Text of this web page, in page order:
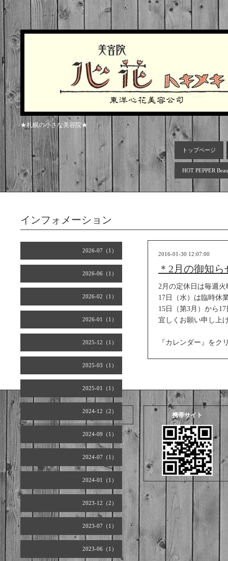
★札幌の小さな美容院★
トップページ
HOT PEPPER
2026-07（1）
2026-06（1）
2026-02（1）
2026-01（1）
2025-12（1）
2025-03（1）
2025-01（1）
2024-12（2）
2024-09（1）
2024-07（1）
2024-01（1）
2023-12（2）
2023-07（1）
2023-06（1）
インフォメーション
2016-01-30 12:07:00
＊2月の御知ら
2月の定休日は毎週
17日（水）は臨時休
15日（第3月）から
宜しくお願い申し上
『カレンダー』をク
2026.08.06 Thursday 携帯サイト